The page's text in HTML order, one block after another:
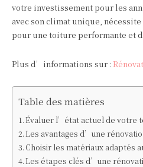
votre investissement pour les
avec son climat unique,
pour une toiture performante et
Plus d’informations sur :
Table des matières
Évaluer l’état actuel de votre
Les avantages d’une
Choisir les matériaux adaptés
Les étapes clés d’une